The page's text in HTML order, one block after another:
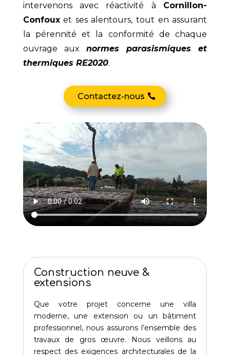
intervenons avec réactivité à Cornillon-
Confouxet ses alentours, tout en assurant
la pérennité et la conformité de chaque
ouvrage aux normes parasismiques et
thermiques RE2020.
Contactez-nous
Construction neuve &
extensions
Que votre projet concerne une villa
moderne, une extension ou un bâtiment
professionnel, nous assurons l’ensemble des
travaux de gros œuvre. Nous veillons au
respect des exigences architecturales de la